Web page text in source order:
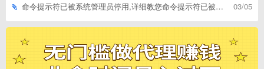
03/05
命令提示符已被系统管理员停用,详细教您命令提示符已被系统管理员停用怎么办